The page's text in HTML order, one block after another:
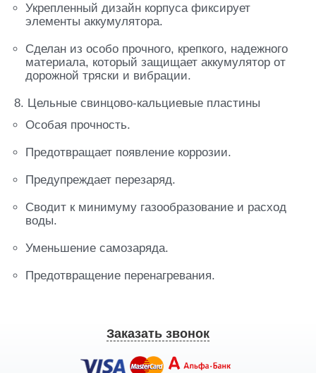
Укрепленный дизайн корпуса фиксирует
элементы аккумулятора.
Сделан из особо прочного, крепкого, надежного
материала, который защищает аккумулятор от
дорожной тряски и вибрации.
8. Цельные свинцово-кальциевые пластины
Особая прочность.
Предотвращает появление коррозии.
Предупреждает перезаряд.
Сводит к минимуму газообразование и расход
воды.
Уменьшение самозаряда.
Предотвращение перенагревания.
Заказать звонок